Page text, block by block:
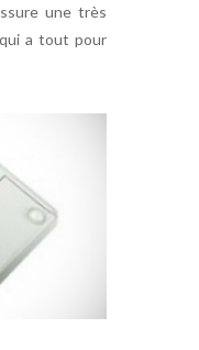
une très
a tout pour